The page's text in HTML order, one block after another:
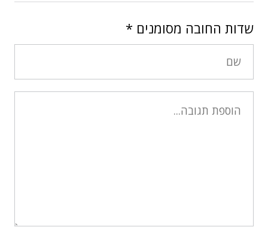
שדות החובה מסומנים *